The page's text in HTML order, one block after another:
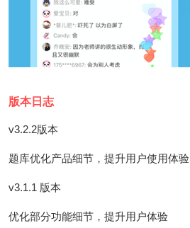
版本日志
v3.2.2版本
题库优化产品细节，提升用户使用体验
v3.1.1 版本
优化部分功能细节，提升用户体验